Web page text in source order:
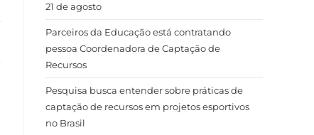
21 de agosto
Parceiros da Educação está contratando
pessoa Coordenadora de Captação de
Recursos
Pesquisa busca entender sobre práticas de
captação de recursos em projetos esportivos
no Brasil